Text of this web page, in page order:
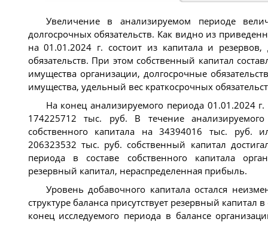
Увеличение в анализируемом периоде
долгосрочных обязательств. Как видно из
на 01.01.2024 г. состоит из капитала и резервов,
обязательств. При этом собственный капитал
имущества организации, долгосрочные
имущества, удельный вес краткосрочных
На конец анализируемого периода 01.01.2024
174225712 тыс. руб. В течение
собственного капитала на 34394016 тыс.
206323532 тыс. руб. собственный капитал
периода в составе собственного капитала
резервный капитал, нераспределенная прибыль.
Уровень добавочного капитала остался
структуре баланса присутствует резервный
конец исследуемого периода в балансе